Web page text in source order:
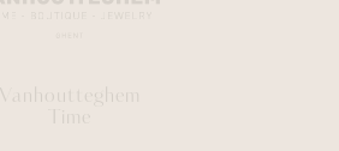
Vanhoutteghem
Time